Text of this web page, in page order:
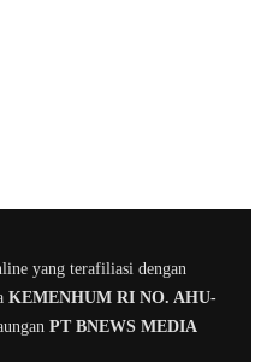
yang terafiliasi dengan
KEMENHUM RI NO. AHU-
PT BNEWS MEDIA